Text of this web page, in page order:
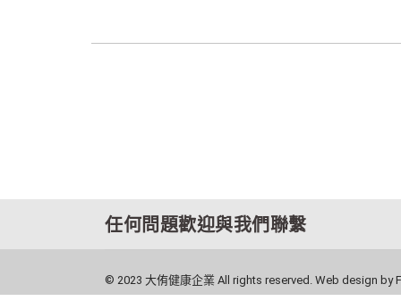
任何問題歡迎與我們聯繫
© 2023 大侑健康企業 All rights reserved. Web design by